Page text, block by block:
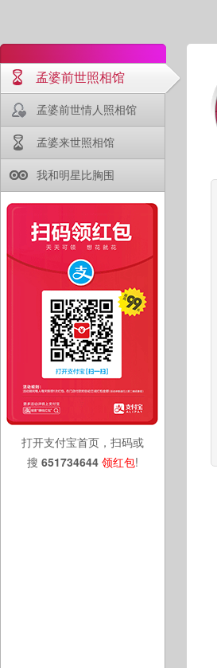
孟婆前世照相馆
孟婆前世情人照相馆
孟婆来世照相馆
我和明星比胸围
打开支付宝首页，扫码或
搜 651734644 领红包!